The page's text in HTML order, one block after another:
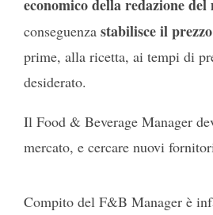
economico della redazione del
conseguenza stabilisce il
prime, alla ricetta, ai tempi di
desiderato.
Il Food & Beverage Manager
mercato, e cercare nuovi
Compito del F&B Manager è